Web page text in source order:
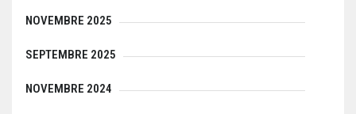
NOVEMBRE 2025
SEPTEMBRE 2025
NOVEMBRE 2024